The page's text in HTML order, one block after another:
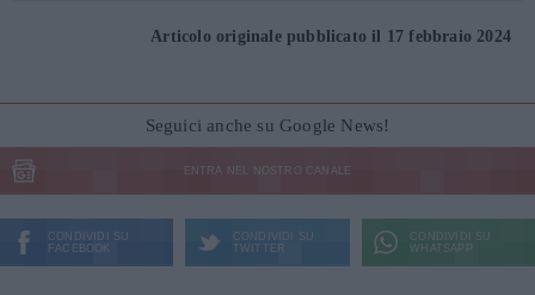
Articolo originale pubblicato il 17 febbraio 2024
Seguici anche su Google News!
ENTRA NEL NOSTRO CANALE
CONDIVIDI SU
FACEBOOK
CONDIVIDI SU
TWITTER
CONDIVIDI SU
WHATSAPP